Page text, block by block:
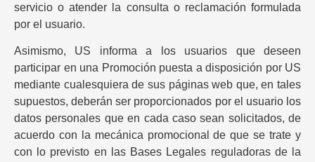
servicio o atender la consulta o reclamación formulada
por el usuario.
Asimismo, US informa a los usuarios que deseen
participar en una Promoción puesta a disposición por US
mediante cualesquiera de sus páginas web que, en tales
supuestos, deberán ser proporcionados por el usuario los
datos personales que en cada caso sean solicitados, de
acuerdo con la mecánica promocional de que se trate y
con lo previsto en las Bases Legales reguladoras de la